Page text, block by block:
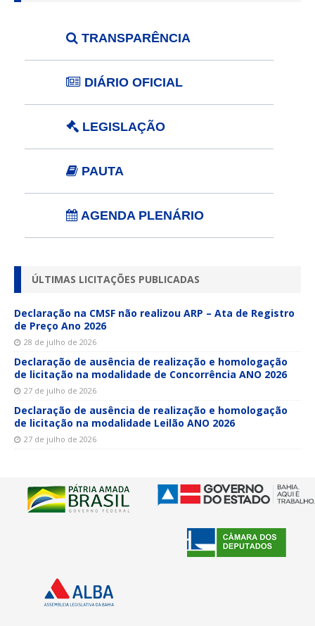
TRANSPARÊNCIA
DIÁRIO OFICIAL
LEGISLAÇÃO
PAUTA
AGENDA PLENÁRIO
ÚLTIMAS LICITAÇÕES PUBLICADAS
Declaração na CMSF não realizou ARP – Ata de Registro
de Preço Ano 2026
28 de julho de 2026
Declaração de ausência de realização e homologação
de licitação na modalidade de Concorrência ANO 2026
27 de julho de 2026
Declaração de ausência de realização e homologação
de licitação na modalidade Leilão ANO 2026
27 de julho de 2026